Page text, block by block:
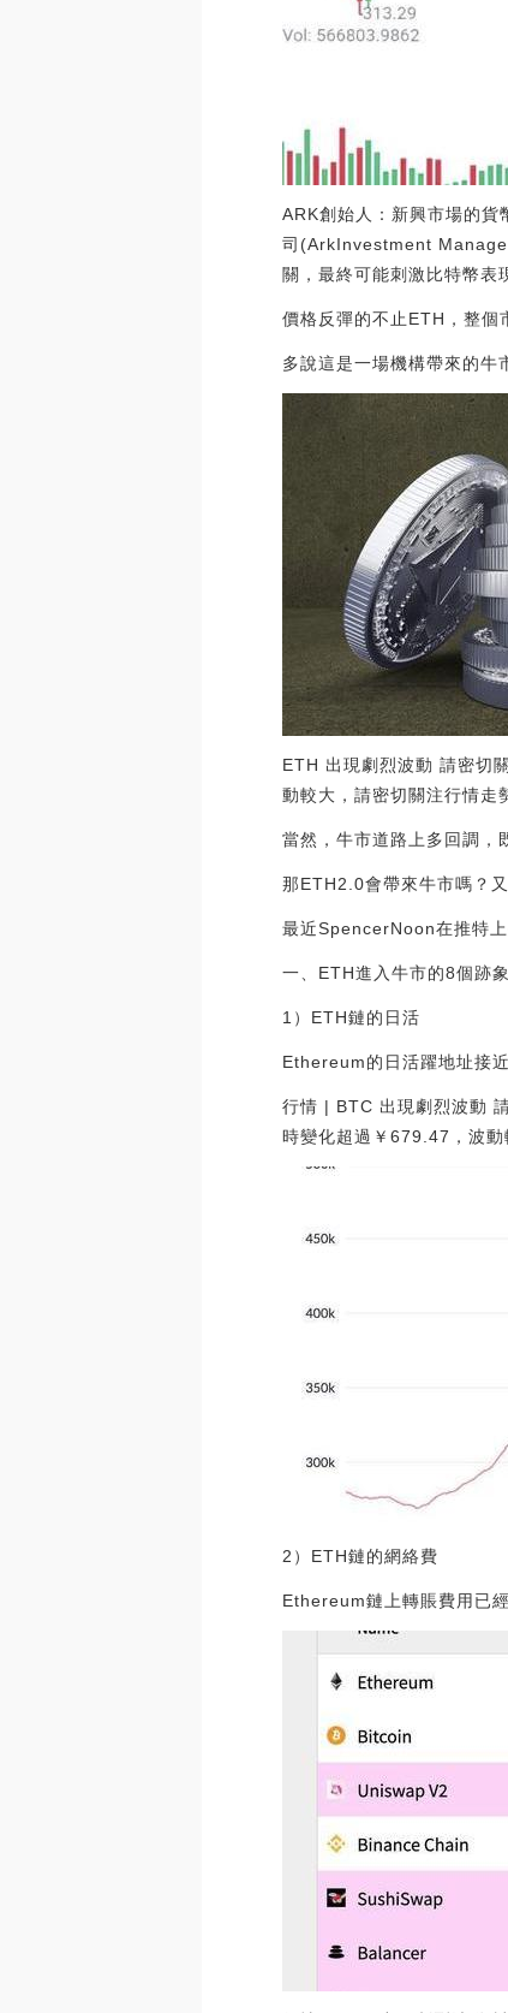
ARK創始人：新興市場的
司(ArkInvestment
關，最終可能刺激比特幣
價格反彈的不止ETH，整個
多說這是一場機構帶來的牛
ETH 出現劇烈波動 請密切
動較大，請密切關注行情
當然，牛市道路上多回調，
那ETH2.0會帶來牛市嗎？
最近SpencerNoon在推特
一、ETH進入牛市的8個跡象
1）ETH鏈的日活
Ethereum的日活躍地址接
行情 | BTC 出現劇烈波動
時變化超過￥679.47，波
2）ETH鏈的網絡費
Ethereum鏈上轉賬費用已